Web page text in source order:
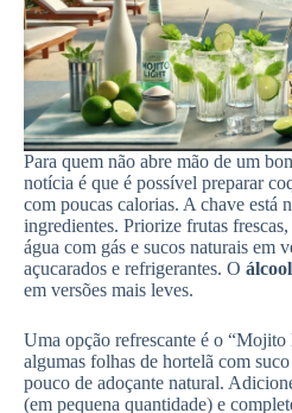
Para quem não abre mão de um
notícia é que é possível preparar
com poucas calorias. A chave está
ingredientes. Priorize frutas
água com gás e sucos naturais em
açucarados e refrigerantes. O álcool
em versões mais leves.
Uma opção refrescante é o
algumas folhas de hortelã com
pouco de adoçante natural.
(em pequena quantidade) e